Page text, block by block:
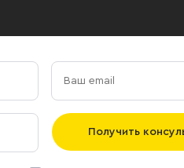
Получить